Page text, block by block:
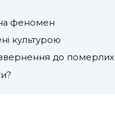
феномен
культурою
до померлих